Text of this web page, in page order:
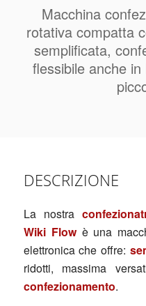
Macchina
rotativa compatta
semplificata,
flessibile anche
DESCRIZIONE
La nostra
Wiki Flowè una
elettronica che offre:
ridotti, massima
confezionamento.